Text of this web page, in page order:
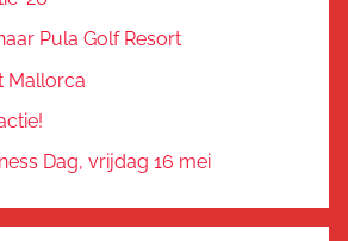
Pula Golf Resort
Mallorca
Dag, vrijdag 16 mei